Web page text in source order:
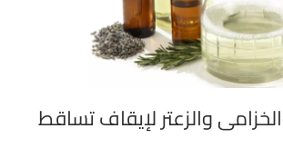
والزعتر لإيقاف تساقط